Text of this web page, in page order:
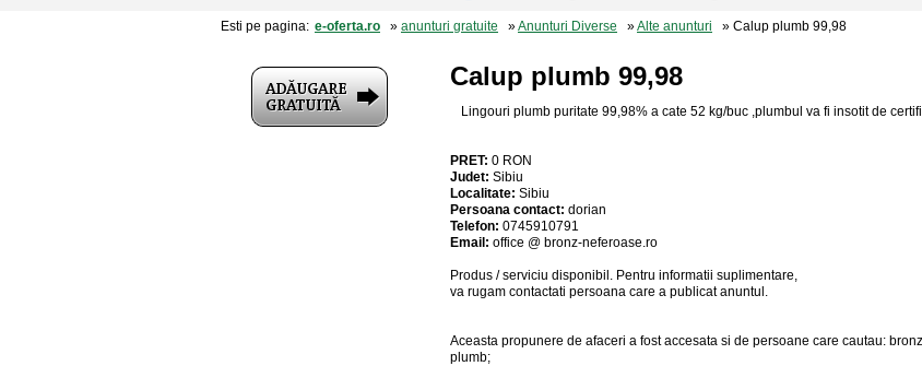
Esti pe pagina: e-oferta.ro » anunturi gratuite »Anunturi Diverse »Alte anunturi » Calup plumb 99,98
Calup plumb 99,98
Lingouri plumb puritate 99,98% a cate 52 kg/buc ,plumbul va fi insotit de
PRET: 0 RON
Judet: Sibiu
Localitate: Sibiu
Persoana contact: dorian
Telefon: 0745910791
Email: office @ bronz-neferoase.ro
Produs / serviciu disponibil . Pentru informatii suplimentare,
va rugam contactati persoana care a publicat anuntul.
Aceasta propunere de afaceri a fost accesata si de persoane care cautau:
plumb;